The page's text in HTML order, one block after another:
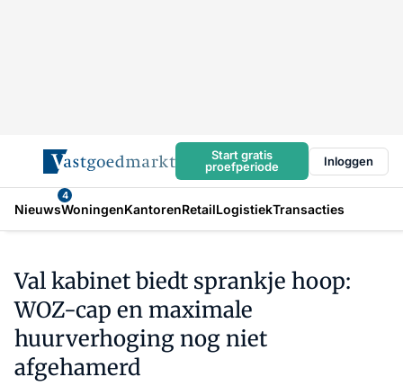
Start gratis
proefperiode
Inloggen
Nieuws
4
WoningenKantorenRetailLogistiekTransacties
Val kabinet biedt sprankje hoop:
WOZ-cap en maximale
huurverhoging nog niet
afgehamerd